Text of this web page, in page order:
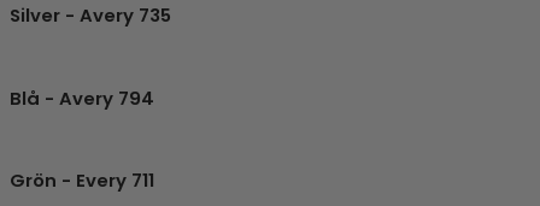
Silver - Avery 735
Blå - Avery 794
Grön - Every 711